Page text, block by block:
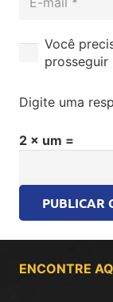
Você
prosseguir
Digite uma
2 × um =
PUBLICAR
ENCONTRE